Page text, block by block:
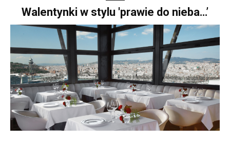
Walentynki w stylu 'prawie do nieba…’